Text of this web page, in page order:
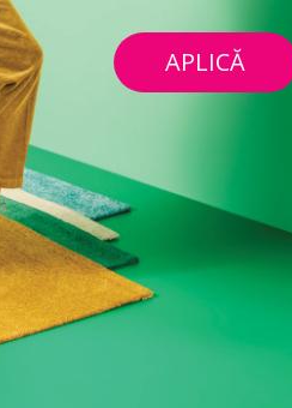
APLICĂ